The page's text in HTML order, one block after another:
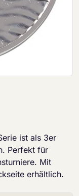
ist als 3er
Perfekt für
Mit
erhältlich.